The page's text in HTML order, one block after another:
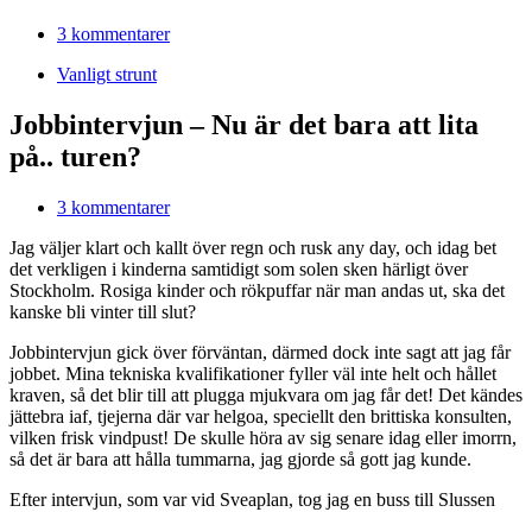
3 kommentarer
Vanligt strunt
Jobbintervjun – Nu är det bara att lita
på.. turen?
3 kommentarer
Jag väljer klart och kallt över regn och rusk any day, och idag bet
det verkligen i kinderna samtidigt som solen sken härligt över
Stockholm. Rosiga kinder och rökpuffar när man andas ut, ska det
kanske bli vinter till slut?
Jobbintervjun gick över förväntan, därmed dock inte sagt att jag får
jobbet. Mina tekniska kvalifikationer fyller väl inte helt och hållet
kraven, så det blir till att plugga mjukvara om jag får det! Det kändes
jättebra iaf, tjejerna där var helgoa, speciellt den brittiska konsulten,
vilken frisk vindpust! De skulle höra av sig senare idag eller imorrn,
så det är bara att hålla tummarna, jag gjorde så gott jag kunde.
Efter intervjun, som var vid Sveaplan, tog jag en buss till Slussen